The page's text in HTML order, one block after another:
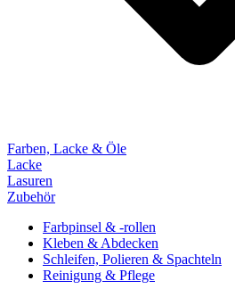
Farben, Lacke & Öle
Lacke
Lasuren
Zubehör
Farbpinsel & -rollen
Kleben & Abdecken
Schleifen, Polieren & Spachteln
Reinigung & Pflege